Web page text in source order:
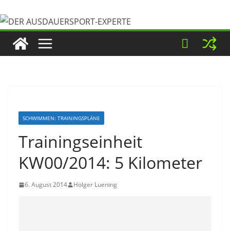
SCHWIMMEN: TRAININGSPLÄNE
Trainingseinheit
KW00/2014: 5 Kilometer
6. August 2014 Holger Luening